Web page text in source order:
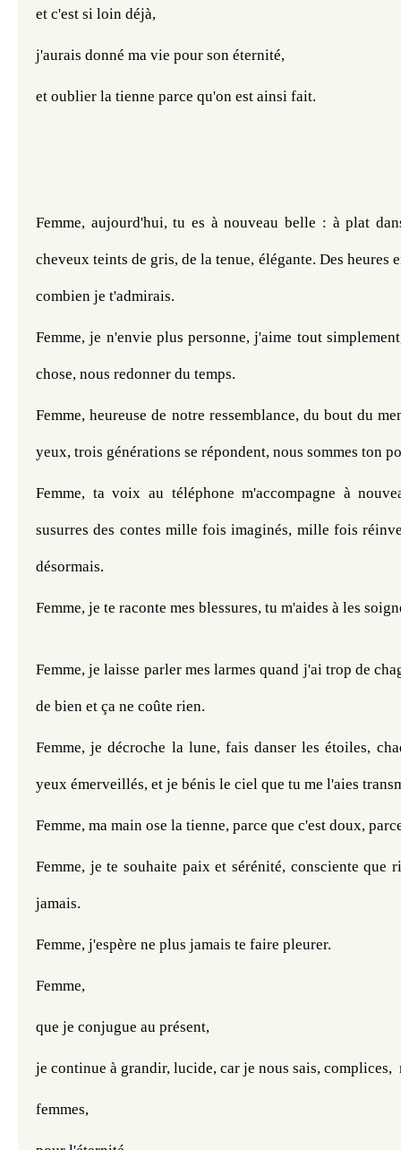
et c'est si loin déjà,
j'aurais donné ma vie pour son éternité,
et oublier la tienne parce qu'on est ainsi fait.
Femme, aujourd'hui, tu es à nouveau belle : à plat
cheveux teints de gris, de la tenue, élégante. Des heures
combien je t'admirais.
Femme, je n'envie plus personne, j'aime tout
chose, nous redonner du temps.
Femme, heureuse de notre ressemblance, du bout du
yeux, trois générations se répondent, nous sommes ton
Femme, ta voix au téléphone m'accompagne à
susurres des contes mille fois imaginés, mille fois
désormais.
Femme, je te raconte mes blessures, tu m'aides à les
Femme, je laisse parler mes larmes quand j'ai trop de
de bien et ça ne coûte rien.
Femme, je décroche la lune, fais danser les étoiles,
yeux émerveillés, et je bénis le ciel que tu me l'aies
Femme, ma main ose la tienne, parce que c'est doux,
Femme, je te souhaite paix et sérénité, consciente que
jamais.
Femme, j'espère ne plus jamais te faire pleurer.
Femme,
que je conjugue au présent,
je continue à grandir, lucide, car je nous sais, complices,
femmes,